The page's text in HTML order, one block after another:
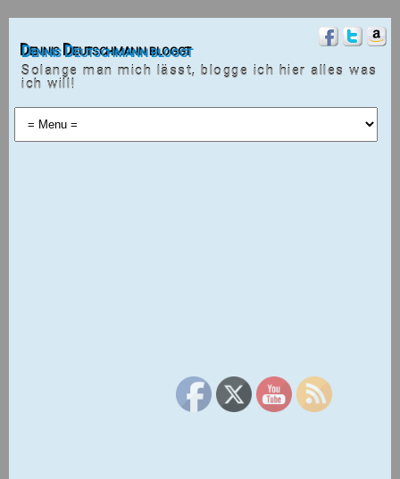
Dennis Deutschmann bloggt
Solange man mich lässt, blogge ich hier alles was
ich will!